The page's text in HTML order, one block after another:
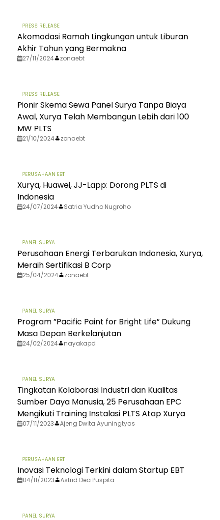
PRESS RELEASE
Akomodasi Ramah Lingkungan untuk Liburan
Akhir Tahun yang Bermakna
27/11/2024 zonaebt
PRESS RELEASE
Pionir Skema Sewa Panel Surya Tanpa Biaya
Awal, Xurya Telah Membangun Lebih dari 100
MW PLTS
21/10/2024 zonaebt
PERUSAHAAN EBT
Xurya, Huawei, JJ-Lapp: Dorong PLTS di
Indonesia
24/07/2024 Satria Yudho Nugroho
PANEL SURYA
Perusahaan Energi Terbarukan Indonesia, Xurya,
Meraih Sertifikasi B Corp
25/04/2024 zonaebt
PANEL SURYA
Program ”Pacific Paint for Bright Life” Dukung
Masa Depan Berkelanjutan
24/02/2024 nayakapd
PANEL SURYA
Tingkatan Kolaborasi Industri dan Kualitas
Sumber Daya Manusia, 25 Perusahaan EPC
Mengikuti Training Instalasi PLTS Atap Xurya
07/11/2023 Ajeng Dwita Ayuningtyas
PERUSAHAAN EBT
Inovasi Teknologi Terkini dalam Startup EBT
04/11/2023 Astrid Dea Puspita
PANEL SURYA